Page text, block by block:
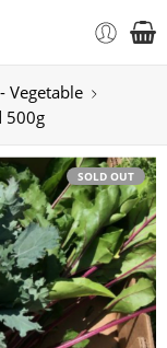
Vegetable
500g
SOLD OUT